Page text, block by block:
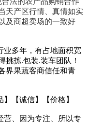
天产区行情、真情如实
及商超卖场的一致好
业多年，有占地面积宽
挑拣.包装.装车团队！
界果蔬客商信任和青
【诚信】【价格】
营、因为专注、所以专